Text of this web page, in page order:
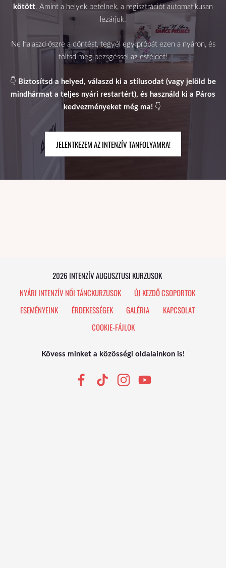
kötött. Amint a helyek betelnek, a regisztrációt automatikusan
lezárjuk.
Ne halaszd őszre a döntést, tegyél egy próbát ezen a nyáron, és
töltsd meg pezsgéssel az estéidet!
👇 Biztosítsd a helyed, válaszd ki a stílusodat (vagy jelöld be
mindhármat a teljes nyári restartért), és használd ki a Páros
kedvezményeket még ma! 👇
​JELENTKEZEM AZ INTENZÍV TANFOLYAMRA!​
2026 INTENZÍV AUGUSZTUSI KURZUSOK
NYÁRI INTENZÍV NŐI TÁNCKURZUSOK
ÚJ KEZDŐ CSOPORTOK
ESEMÉNYEINK
ÉRDEKESSÉGEK GALÉRIA
KAPCSOLAT
COOKIE-FÁJLOK
Kövess minket a közösségi oldalainkon is!